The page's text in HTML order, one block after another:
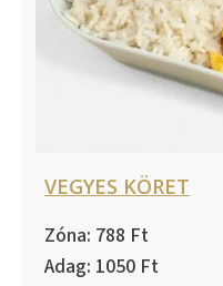
VEGYES KÖRET
788
1050